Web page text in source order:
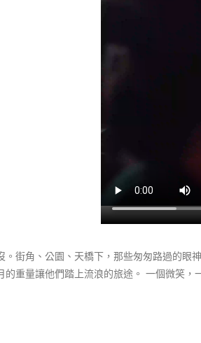
街角、公園、天橋下，那些匆匆路過的
重量讓他們踏上流浪的旅途。 一個微笑